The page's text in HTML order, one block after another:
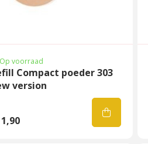
Op voorraad
Compact poeder 303
version